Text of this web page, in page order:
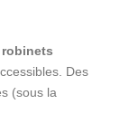
Des
(sous la